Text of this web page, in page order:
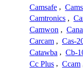
Camsafe ,
Camtronics ,
Camwon ,
Carcam , Cas-
Catawba , Cb-
Cc Plus , Ccam